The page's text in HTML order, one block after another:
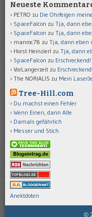
Neueste
PETRO zu Die Ohrfeigen
SpaceFalcon zu Tja, dann
SpaceFalcon zu Tja, dann
manroc78 zu Tja, dann eben
Horst Heinzierl zu Tja, dann
SpaceFalcon zu Erschreckend!
VorLangerzeit zu Erschreckend!
The NORIALIS zu Mein
Tree-Hill.com
Du machst einen Fehler
Wenn Einen, dann Alle
Damals gefährlich
Messer und Stich
Anektdoten
©